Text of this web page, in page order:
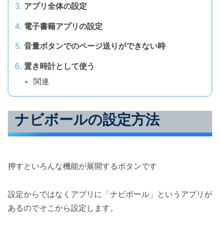
アプリ全体の設定
電子書籍アプリの設定
音量ボタンでのページ送りができない時
置き時計として使う
関連
ナビボールの設定方法
押すといろんな機能が展開するボタンです
設定からではなくアプリに「ナビボール」というアプリが
あるのでそこから設定します。